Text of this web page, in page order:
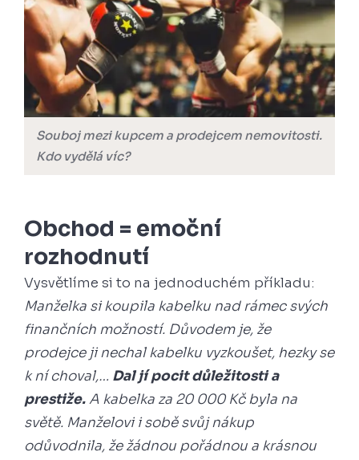
Souboj mezi kupcem a prodejcem nemovitosti.
Kdo vydělá víc?
Obchod = emoční
rozhodnutí
Vysvětlíme si to na jednoduchém příkladu:
Manželka si koupila kabelku nad rámec svých
finančních možností. Důvodem je, že
prodejce ji nechal kabelku vyzkoušet, hezky se
k ní choval,… Dal jí pocit důležitosti a
prestiže.A kabelka za 20 000 Kč byla na
světě. Manželovi i sobě svůj nákup
odůvodnila, že žádnou pořádnou a krásnou